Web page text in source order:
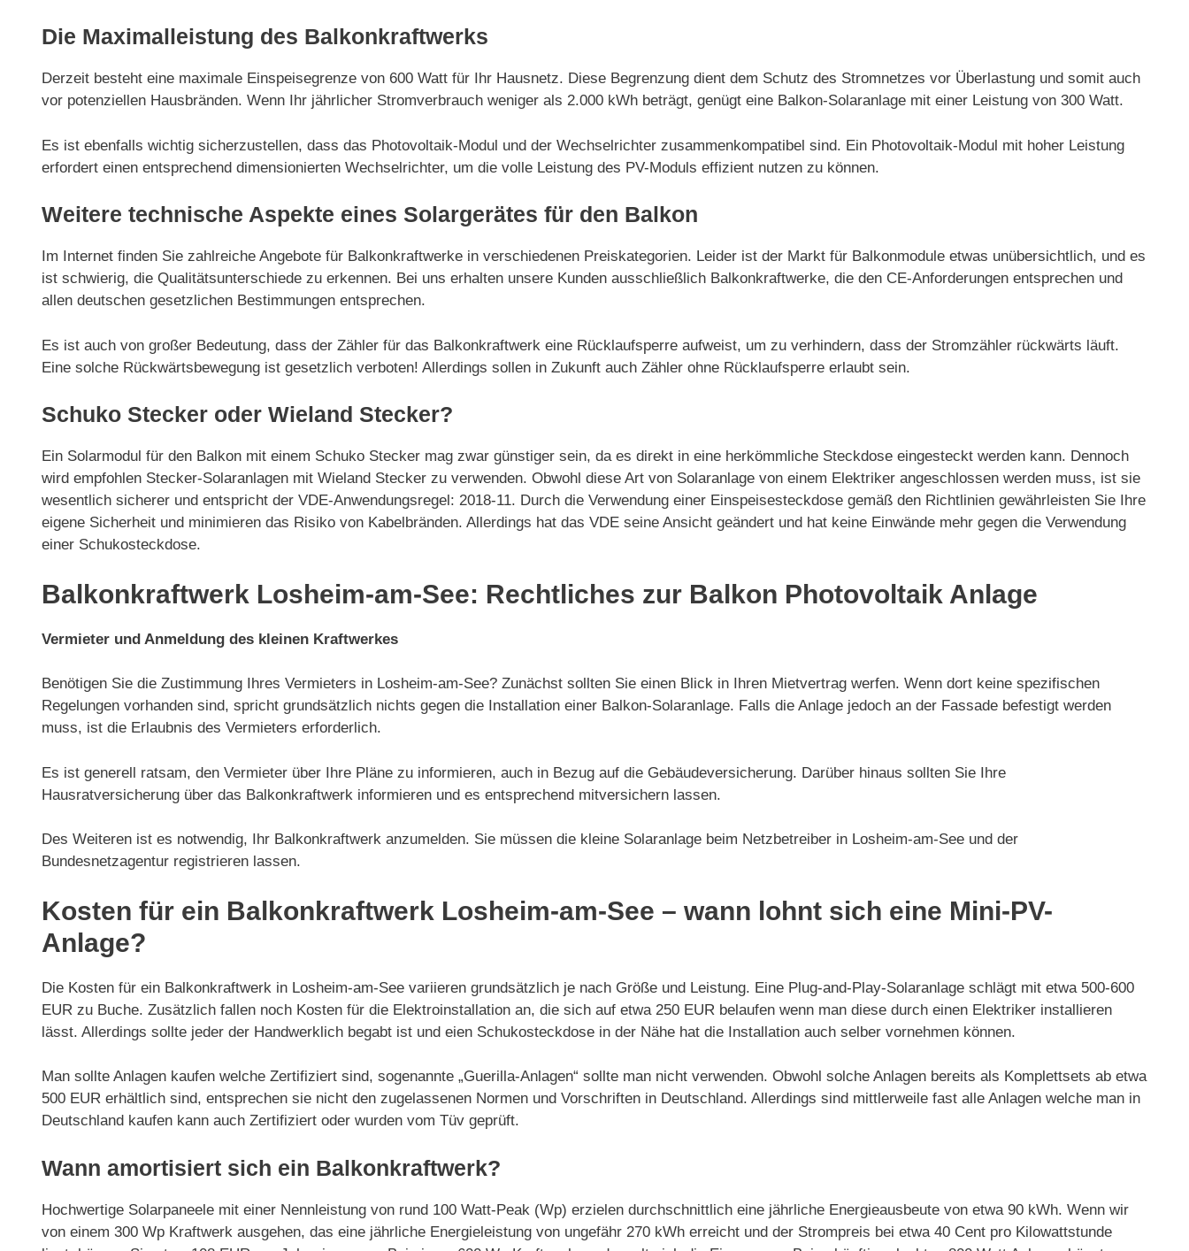
Die Maximalleistung des Balkonkraftwerks
Derzeit besteht eine maximale Einspeisegrenze von 600 Watt für Ihr Hausnetz. Diese Begrenzung dient dem Schutz des Stromnetzes vor Überlastung und somit auch
vor potenziellen Hausbränden. Wenn Ihr jährlicher Stromverbrauch weniger als 2.000 kWh beträgt, genügt eine Balkon-Solaranlage mit einer Leistung von 300 Watt.
Es ist ebenfalls wichtig sicherzustellen, dass das Photovoltaik-Modul und der Wechselrichter zusammenkompatibel sind. Ein Photovoltaik-Modul mit hoher Leistung
erfordert einen entsprechend dimensionierten Wechselrichter, um die volle Leistung des PV-Moduls effizient nutzen zu können.
Weitere technische Aspekte eines Solargerätes für den Balkon
Im Internet finden Sie zahlreiche Angebote für Balkonkraftwerke in verschiedenen Preiskategorien. Leider ist der Markt für Balkonmodule etwas unübersichtlich, und es
ist schwierig, die Qualitätsunterschiede zu erkennen. Bei uns erhalten unsere Kunden ausschließlich Balkonkraftwerke, die den CE-Anforderungen entsprechen und
allen deutschen gesetzlichen Bestimmungen entsprechen.
Es ist auch von großer Bedeutung, dass der Zähler für das Balkonkraftwerk eine Rücklaufsperre aufweist, um zu verhindern, dass der Stromzähler rückwärts läuft.
Eine solche Rückwärtsbewegung ist gesetzlich verboten! Allerdings sollen in Zukunft auch Zähler ohne Rücklaufsperre erlaubt sein.
Schuko Stecker oder Wieland Stecker?
Ein Solarmodul für den Balkon mit einem Schuko Stecker mag zwar günstiger sein, da es direkt in eine herkömmliche Steckdose eingesteckt werden kann. Dennoch
wird empfohlen Stecker-Solaranlagen mit Wieland Stecker zu verwenden. Obwohl diese Art von Solaranlage von einem Elektriker angeschlossen werden muss, ist sie
wesentlich sicherer und entspricht der VDE-Anwendungsregel: 2018-11. Durch die Verwendung einer Einspeisesteckdose gemäß den Richtlinien gewährleisten Sie Ihre
eigene Sicherheit und minimieren das Risiko von Kabelbränden. Allerdings hat das VDE seine Ansicht geändert und hat keine Einwände mehr gegen die Verwendung
einer Schukosteckdose.
Balkonkraftwerk Losheim-am-See: Rechtliches zur Balkon Photovoltaik Anlage
Vermieter und Anmeldung des kleinen Kraftwerkes
Benötigen Sie die Zustimmung Ihres Vermieters in Losheim-am-See? Zunächst sollten Sie einen Blick in Ihren Mietvertrag werfen. Wenn dort keine spezifischen
Regelungen vorhanden sind, spricht grundsätzlich nichts gegen die Installation einer Balkon-Solaranlage. Falls die Anlage jedoch an der Fassade befestigt werden
muss, ist die Erlaubnis des Vermieters erforderlich.
Es ist generell ratsam, den Vermieter über Ihre Pläne zu informieren, auch in Bezug auf die Gebäudeversicherung. Darüber hinaus sollten Sie Ihre
Hausratversicherung über das Balkonkraftwerk informieren und es entsprechend mitversichern lassen.
Des Weiteren ist es notwendig, Ihr Balkonkraftwerk anzumelden. Sie müssen die kleine Solaranlage beim Netzbetreiber in Losheim-am-See und der
Bundesnetzagentur registrieren lassen.
Kosten für ein Balkonkraftwerk Losheim-am-See – wann lohnt sich eine Mini-PV-
Anlage?
Die Kosten für ein Balkonkraftwerk in Losheim-am-See variieren grundsätzlich je nach Größe und Leistung. Eine Plug-and-Play-Solaranlage schlägt mit etwa 500-600
EUR zu Buche. Zusätzlich fallen noch Kosten für die Elektroinstallation an, die sich auf etwa 250 EUR belaufen wenn man diese durch einen Elektriker installieren
lässt. Allerdings sollte jeder der Handwerklich begabt ist und eien Schukosteckdose in der Nähe hat die Installation auch selber vornehmen können.
Man sollte Anlagen kaufen welche Zertifiziert sind, sogenannte „Guerilla-Anlagen“ sollte man nicht verwenden. Obwohl solche Anlagen bereits als Komplettsets ab etwa
500 EUR erhältlich sind, entsprechen sie nicht den zugelassenen Normen und Vorschriften in Deutschland. Allerdings sind mittlerweile fast alle Anlagen welche man in
Deutschland kaufen kann auch Zertifiziert oder wurden vom Tüv geprüft.
Wann amortisiert sich ein Balkonkraftwerk?
Hochwertige Solarpaneele mit einer Nennleistung von rund 100 Watt-Peak (Wp) erzielen durchschnittlich eine jährliche Energieausbeute von etwa 90 kWh. Wenn wir
von einem 300 Wp Kraftwerk ausgehen, das eine jährliche Energieleistung von ungefähr 270 kWh erreicht und der Strompreis bei etwa 40 Cent pro Kilowattstunde